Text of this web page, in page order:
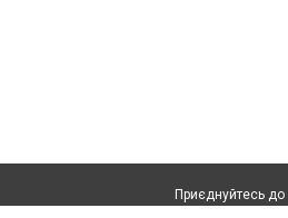
Приєднуйтесь до